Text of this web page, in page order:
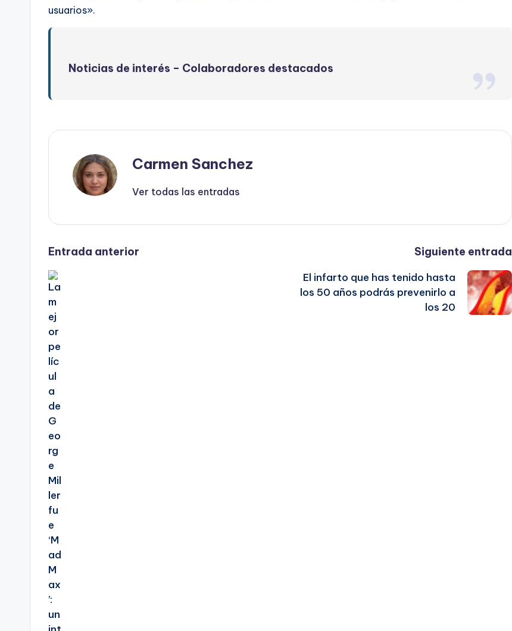
usuarios».
Noticias de interés – Colaboradores destacados
Carmen Sanchez
Ver todas las entradas
Navegación
de
entradas
Entrada anterior Siguiente entrada
El infarto que has tenido hasta
los 50 años podrás prevenirlo a
los 20